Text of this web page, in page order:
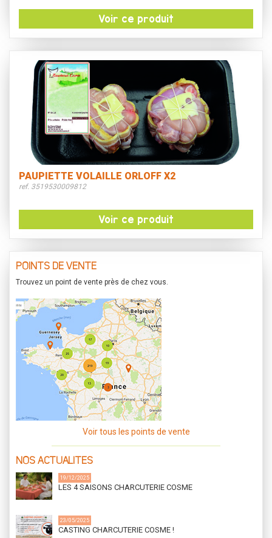
Voir ce produit
PAUPIETTE VOLAILLE ORLOFF X2
ref. 3519530009812
Voir ce produit
POINTS DE VENTE
Trouvez un point de vente près de chez vous.
Voir tous les points de vente
NOS ACTUALITES
19/12/2025
LES 4 SAISONS CHARCUTERIE COSME
23/05/2025
CASTING CHARCUTERIE COSME !